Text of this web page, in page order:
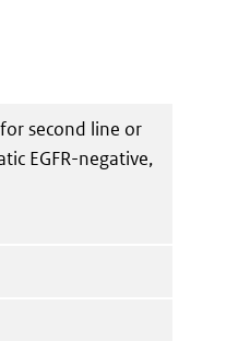
second line or
EGFR-negative,